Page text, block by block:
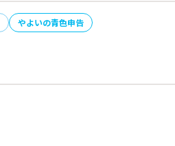
やよいの青色申告